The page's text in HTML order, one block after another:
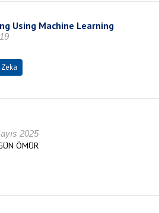
Using Machine Learning
2025
ÖMÜR